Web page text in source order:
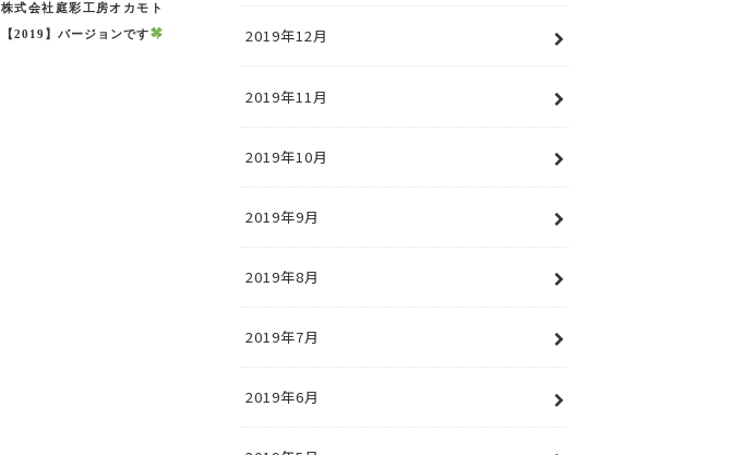
株式会社庭彩工房オカモト
【2019】バージョンです
2019年12月
2019年11月
2019年10月
2019年9月
2019年8月
2019年7月
2019年6月